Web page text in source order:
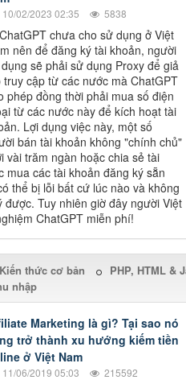
10/02/2023 02:35 5838
chưa cho sử dụng ở Việt
nên để đăng ký tài khoản, người
sẽ phải sử dụng Proxy để giả
truy cập từ các nước mà ChatGPT
phép đồng thời phải mua số điện
từ các nước này để kích hoạt tài
Lợi dụng việc này, một số
bán tài khoản không "chính chủ"
vài trăm ngàn hoặc chia sẻ tài
mua các tài khoản đăng ký sẵn
thể bị lỗi bất cứ lúc nào và không
được. Tuy nhiên giờ đây người Việt
ChatGPT miễn phí!
Kiến thức cơ bản
PHP, HTML &
nhập
Marketing là gì? Tại sao nó
trở thành xu hướng kiếm tiền
ở Việt Nam
11/06/2019 05:03 215592